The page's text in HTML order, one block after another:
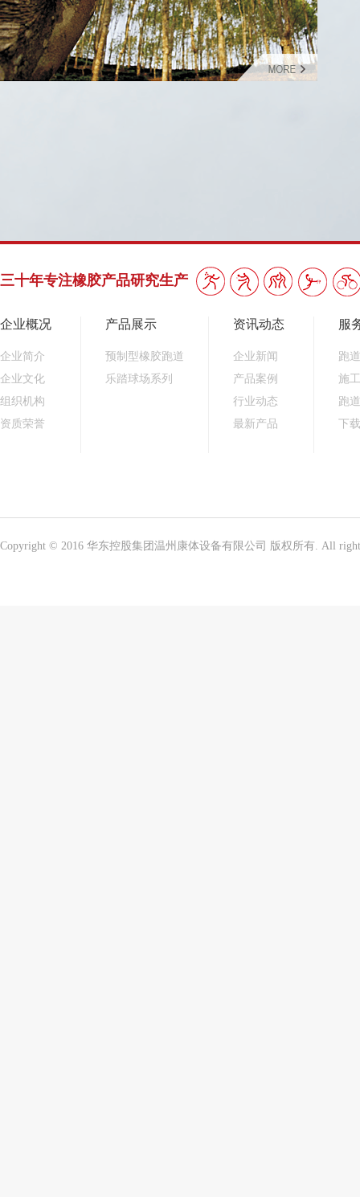
三十年专注橡胶产品研究生产
企业概况
企业简介
企业文化
组织机构
资质荣誉
产品展示
预制型橡胶跑道
乐踏球场系列
资讯动态
企业新闻
产品案例
行业动态
最新产品
服
跑
施
跑
下
Copyright © 2016 华东控股集团温州康体设备有限公司 版权所有. All